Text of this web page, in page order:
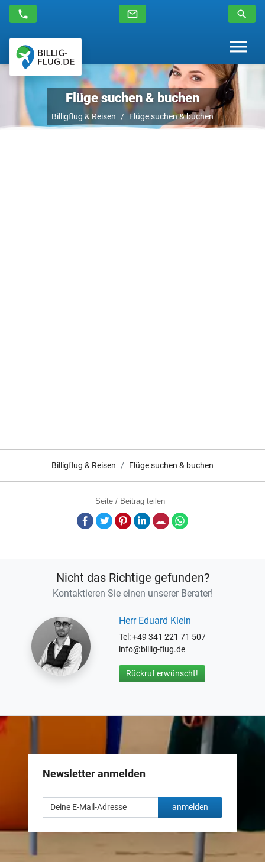
Flüge suchen & buchen
Billigflug & Reisen Flüge suchen & buchen
Billigflug & Reisen Flüge suchen & buchen
Seite / Beitrag teilen
Facebook
TwitterPinterestLinkedInE-Mail
Nicht das Richtige gefunden?
Kontaktieren Sie einen unserer Berater!
Herr Eduard Klein
Tel: +49 341 221 71 507
info@billig-flug.de
Rückruf erwünscht!
Newsletter anmelden
anmelden